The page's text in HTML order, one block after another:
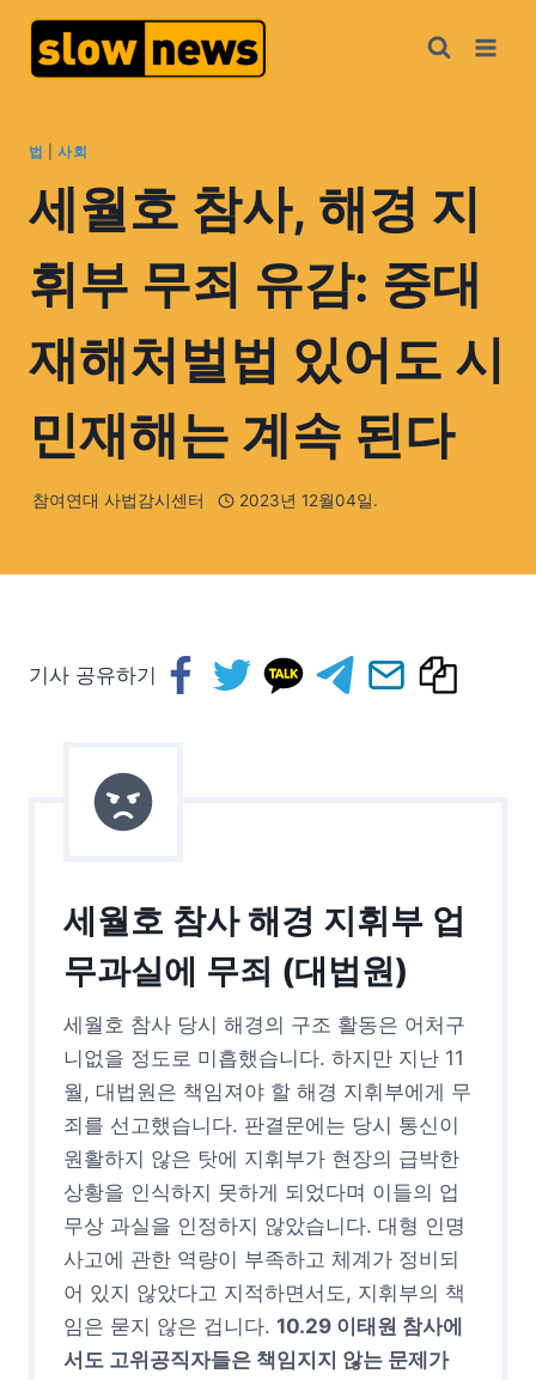
법 |사회
세월호 참사, 해경 지
휘부 무죄 유감: 중대
재해처벌법 있어도 시
민재해는 계속 된다
참여연대 사법감시센터 2023년 12월04일.
기사 공유하기
세월호 참사 해경 지휘부 업
무과실에 무죄 (대법원)
세월호 참사 당시 해경의 구조 활동은 어처구
니없을 정도로 미흡했습니다. 하지만 지난 11
월, 대법원은 책임져야 할 해경 지휘부에게 무
죄를 선고했습니다. 판결문에는 당시 통신이
원활하지 않은 탓에 지휘부가 현장의 급박한
상황을 인식하지 못하게 되었다며 이들의 업
무상 과실을 인정하지 않았습니다. 대형 인명
사고에 관한 역량이 부족하고 체계가 정비되
어 있지 않았다고 지적하면서도, 지휘부의 책
임은 묻지 않은 겁니다. 10.29 이태원 참사에
서도 고위공직자들은 책임지지 않는 문제가